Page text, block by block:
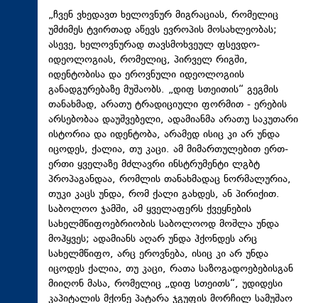
„ჩვენ ვხედავთ ხელოვნურ მიგრაციას, რომელიც
უმძიმეს ტვირთად აწევს ევროპის მოსახლეობას;
ასევე, ხელოვნურად თავსმოხვეულ ფსევდო-
იდეოლოგიას, რომელიც, პირველ რიგში,
იდენტობისა და ეროვნული იდეოლოგიის
განადგურებაზე მუშაობს. „დიფ სთეითის“ გეგმის
თანახმად, არათუ ტრადიციული ფორმით - ერების
არსებობაა დაუშვებელი, ადამიანმა არათუ საკუთარი
ისტორია და იდენტობა, არამედ ისიც კი არ უნდა
იცოდეს, ქალია, თუ კაცი. ამ მიმართულებით ერთ-
ერთი ყველაზე მძლავრი ინსტრუმენტი ლგბტ
პროპაგანდაა, რომლის თანახმადაც ნორმალურია,
თუკი კაცს უნდა, რომ ქალი გახდეს, ან პირიქით.
საბოლოო ჯამში, ამ ყველაფერს ქვეყნების
სახელმწიფოებრიობის საბოლოოდ მოშლა უნდა
მოჰყვეს; ადამიანს აღარ უნდა ჰქონდეს არც
სახელმწიფო, არც ეროვნება, ისიც კი არ უნდა
იცოდეს ქალია, თუ კაცი, რათა საზოგადოებებისგან
მიიღონ მასა, რომელიც „დიფ სთეითს“, უდიდესი
კაპიტალის მქონე პატარა ჯგუფის მორჩილ სამუშაო